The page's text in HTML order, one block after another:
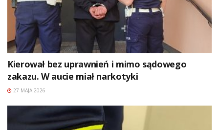
Kierował bez uprawnień i mimo sądowego
zakazu. W aucie miał narkotyki
27 MAJA 2026